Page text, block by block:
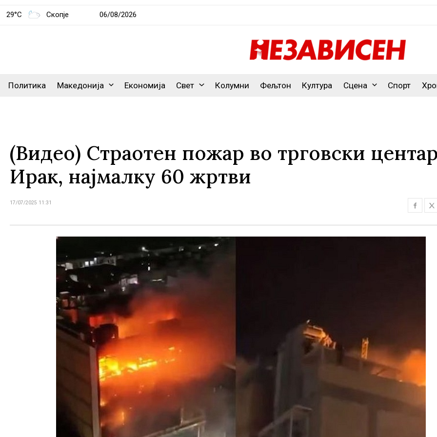
29°C Скопје 06/08/2026
Политика Македонија Економија Свет Колумни Фељтон Култура Сцена Спорт
(Видео) Страотен пожар во трговски
Ирак, најмалку 60 жртви
17/07/2025 11:31